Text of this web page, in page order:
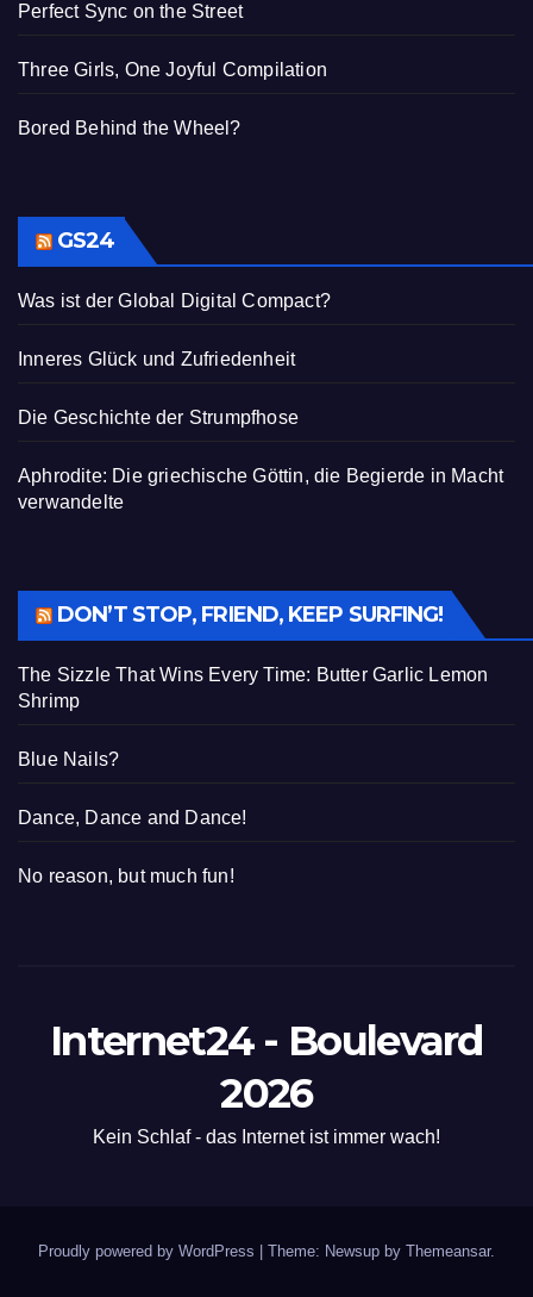
Perfect Sync on the Street
Three Girls, One Joyful Compilation
Bored Behind the Wheel?
GS24
Was ist der Global Digital Compact?
Inneres Glück und Zufriedenheit
Die Geschichte der Strumpfhose
Aphrodite: Die griechische Göttin, die Begierde in Macht
verwandelte
DON’T STOP, FRIEND, KEEP SURFING!
The Sizzle That Wins Every Time: Butter Garlic Lemon
Shrimp
Blue Nails?
Dance, Dance and Dance!
No reason, but much fun!
Internet24 - Boulevard
2026
Kein Schlaf - das Internet ist immer wach!
Proudly powered by WordPress | Theme: Newsup by Themeansar.